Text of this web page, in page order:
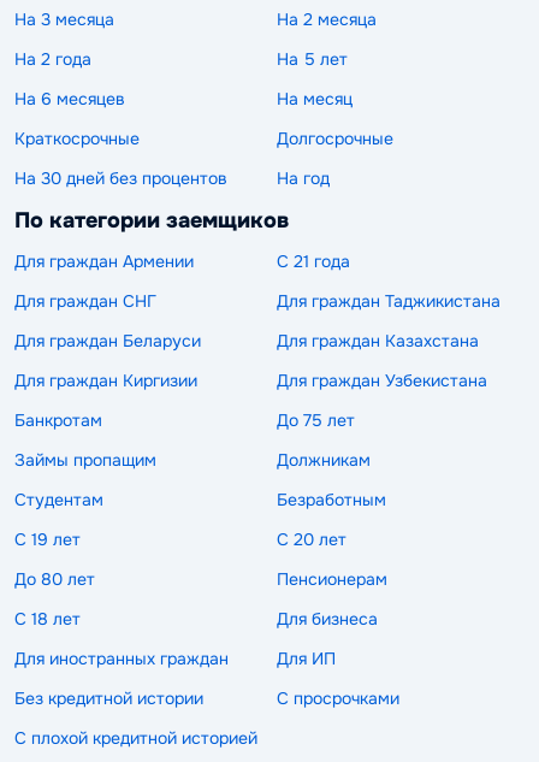
На 3 месяца
На 2 месяца
На 2 года
На 5 лет
На 6 месяцев
На месяц
Краткосрочные
Долгосрочные
На 30 дней без процентов
На год
По категории заемщиков
Для граждан Армении
С 21 года
Для граждан СНГ
Для граждан Таджикистана
Для граждан Беларуси
Для граждан Казахстана
Для граждан Киргизии
Для граждан Узбекистана
Банкротам
До 75 лет
Займы пропащим
Должникам
Студентам
Безработным
С 19 лет
С 20 лет
До 80 лет
Пенсионерам
С 18 лет
Для бизнеса
Для иностранных граждан
Для ИП
Без кредитной истории
С просрочками
С плохой кредитной историей